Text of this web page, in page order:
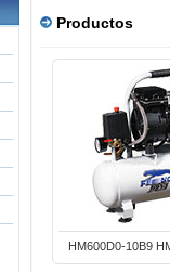
Productos
HM600D0-10B9